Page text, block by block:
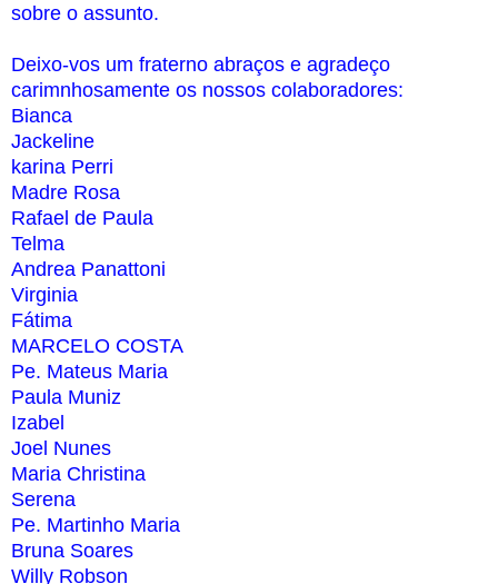
sobre o assunto.
Deixo-vos um fraterno abraços e agradeço
carimnhosamente os nossos colaboradores:
Bianca
Jackeline
karina Perri
Madre Rosa
Rafael de Paula
Telma
Andrea Panattoni
Virginia
Fátima
MARCELO COSTA
Pe. Mateus Maria
Paula Muniz
Izabel
Joel Nunes
Maria Christina
Serena
Pe. Martinho Maria
Bruna Soares
Willy Robson